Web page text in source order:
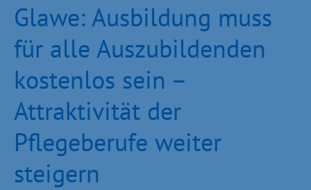
Glawe: Ausbildung muss
für alle Auszubildenden
kostenlos sein –
Attraktivität der
Pflegeberufe weiter
steigern